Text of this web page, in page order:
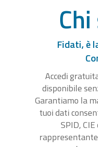
Fidati, è
Accedi
disponibile
Garantiamo la
tuoi dati
SPID,